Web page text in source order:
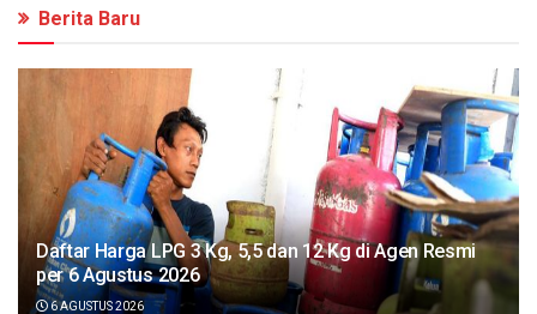
Berita Baru
Daftar Harga LPG 3 Kg, 5,5 dan 12 Kg di Agen Resmi
per 6 Agustus 2026
6 AGUSTUS 2026